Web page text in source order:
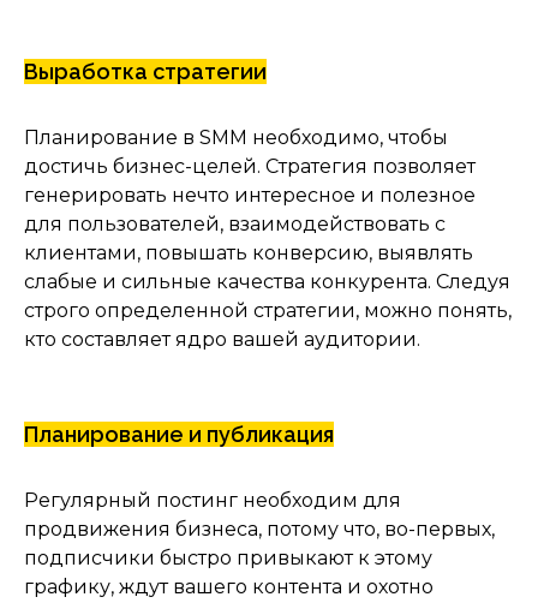
Выработка стратегии
Планирование в SMM необходимо, чтобы
достичь бизнес-целей. Стратегия позволяет
генерировать нечто интересное и полезное
для пользователей, взаимодействовать с
клиентами, повышать конверсию, выявлять
слабые и сильные качества конкурента. Следуя
строго определенной стратегии, можно понять,
кто составляет ядро вашей аудитории.
Планирование и публикация
Регулярный постинг необходим для
продвижения бизнеса, потому что, во-первых,
подписчики быстро привыкают к этому
графику, ждут вашего контента и охотно
других типов контента.
Экспериментируйте с новыми
отслеживайте их показатели,
чтобы не распылять усилия
на бесполезные, а порой и
вредные для вас решения.
Денис Воропаев, основатель
digital-агентства Voropaev Media